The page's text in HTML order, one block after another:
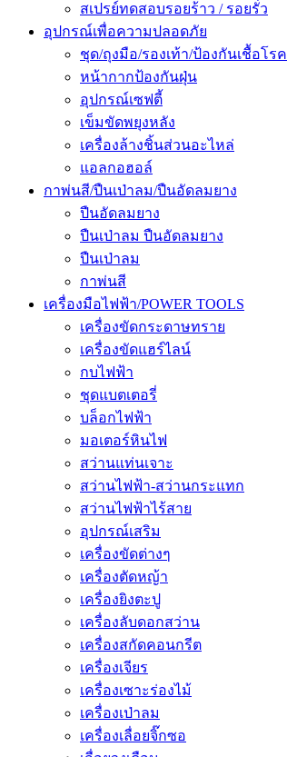
สเปรย์ทดสอบรอยร้าว / รอยรั่ว
อุปกรณ์เพื่อความปลอดภัย
ชุด/ถุงมือ/รองเท้า/ป้องกันเชื้อโรค
หน้ากากป้องกันฝุ่น
อุปกรณ์เซฟตี้
เข็มขัดพยุงหลัง
เครื่องล้างชิ้นส่วนอะไหล่
แอลกอฮอล์
กาพ่นสี/ปืนเป่าลม/ปืนอัดลมยาง
ปืนอัดลมยาง
ปืนเป่าลม ปืนอัดลมยาง
ปืนเป่าลม
กาพ่นสี
เครื่องมือไฟฟ้า/POWER TOOLS
เครื่องขัดกระดาษทราย
เครื่องขัดแฮร์ไลน์
กบไฟฟ้า
ชุดแบตเตอรี่
บล็อกไฟฟ้า
มอเตอร์หินไฟ
สว่านแท่นเจาะ
สว่านไฟฟ้า-สว่านกระแทก
สว่านไฟฟ้าไร้สาย
อุปกรณ์เสริม
เครื่องขัดต่างๆ
เครื่องตัดหญ้า
เครื่องยิงตะปู
เครื่องลับดอกสว่าน
เครื่องสกัดคอนกรีต
เครื่องเจียร
เครื่องเซาะร่องไม้
เครื่องเป่าลม
เครื่องเลื่อยจิ๊กซอ